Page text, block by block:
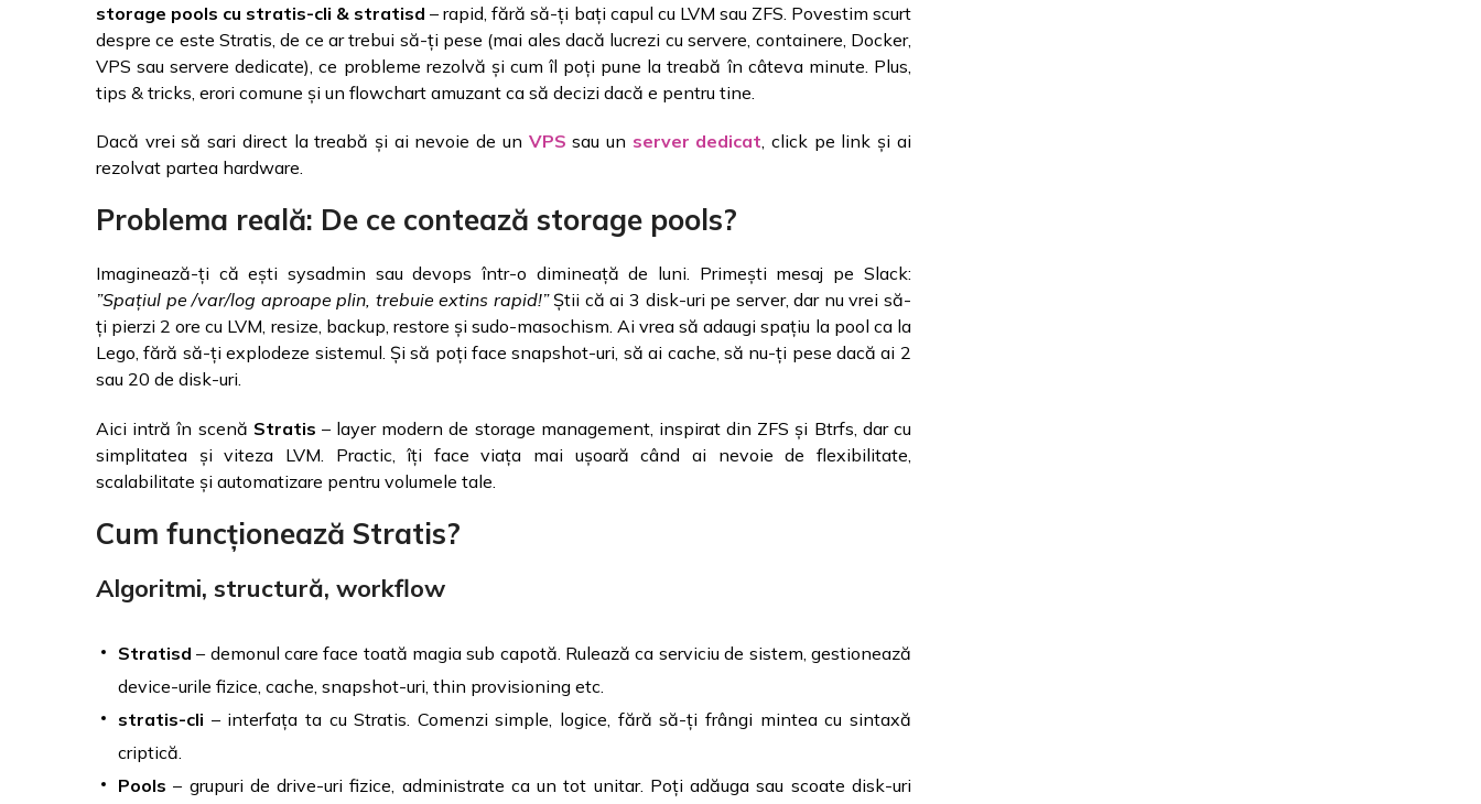
storage pools cu stratis-cli & stratisd – rapid, fără să-ți bați capul cu LVM sau ZFS. Povestim scurt
despre ce este Stratis, de ce ar trebui să-ți pese (mai ales dacă lucrezi cu servere, containere, Docker,
VPS sau servere dedicate), ce probleme rezolvă și cum îl poți pune la treabă în câteva minute. Plus,
tips & tricks, erori comune și un flowchart amuzant ca să decizi dacă e pentru tine.
Dacă vrei să sari direct la treabă și ai nevoie de un VPS sau un server dedicat , click pe link și ai
rezolvat partea hardware.
Problema reală: De ce contează storage pools?
Imaginează-ți că ești sysadmin sau devops într-o dimineață de luni. Primești mesaj pe Slack:
”Spațiul pe /var/log aproape plin, trebuie extins rapid!”Știi că ai 3 disk-uri pe server, dar nu vrei să-
ți pierzi 2 ore cu LVM, resize, backup, restore și sudo-masochism. Ai vrea să adaugi spațiu la pool ca la
Lego, fără să-ți explodeze sistemul. Și să poți face snapshot-uri, să ai cache, să nu-ți pese dacă ai 2
sau 20 de disk-uri.
Aici intră în scenă Stratis – layer modern de storage management, inspirat din ZFS și Btrfs, dar cu
simplitatea și viteza LVM. Practic, îți face viața mai ușoară când ai nevoie de flexibilitate,
scalabilitate și automatizare pentru volumele tale.
Cum funcționează Stratis?
Algoritmi, structură, workflow
Stratisd – demonul care face toată magia sub capotă. Rulează ca serviciu de sistem, gestionează
device-urile fizice, cache, snapshot-uri, thin provisioning etc.
stratis-cli – interfața ta cu Stratis. Comenzi simple, logice, fără să-ți frângi mintea cu sintaxă
criptică.
Pools – grupuri de drive-uri fizice, administrate ca un tot unitar. Poți adăuga sau scoate disk-uri